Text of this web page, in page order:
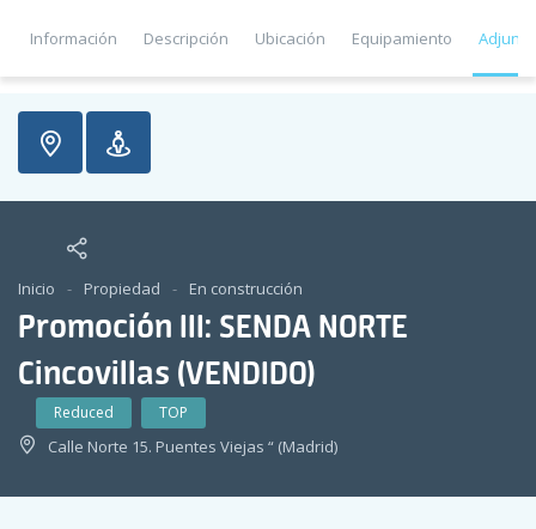
Inicio Propiedad En construcción
Promoción III: SENDA NORTE
Cincovillas (VENDIDO)
Reduced TOP
Calle Norte 15. Puentes Viejas “ (Madrid)
Información Descripción Ubicación Equipamiento